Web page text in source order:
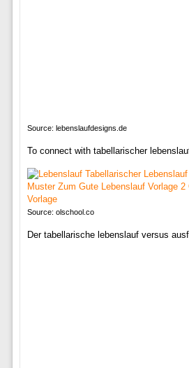
Source: lebenslaufdesigns.de
To connect with tabellarischer
Source: olschool.co
Der tabellarische lebenslauf versus